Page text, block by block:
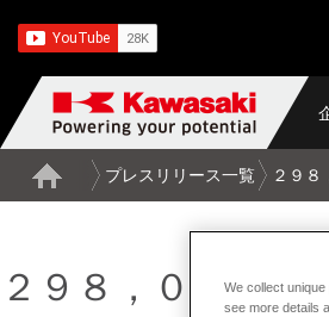
プレスリリース一覧 ２９８
２９８，０００重
We collect
see more details